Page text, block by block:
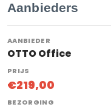
Aanbieders
OTTO Office
€219,00